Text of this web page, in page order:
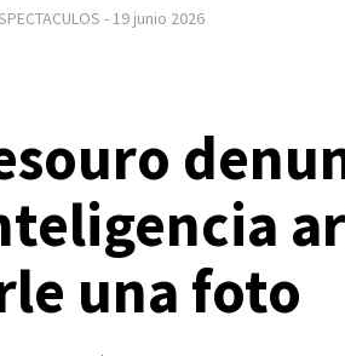
- 19 junio 2026
una foto